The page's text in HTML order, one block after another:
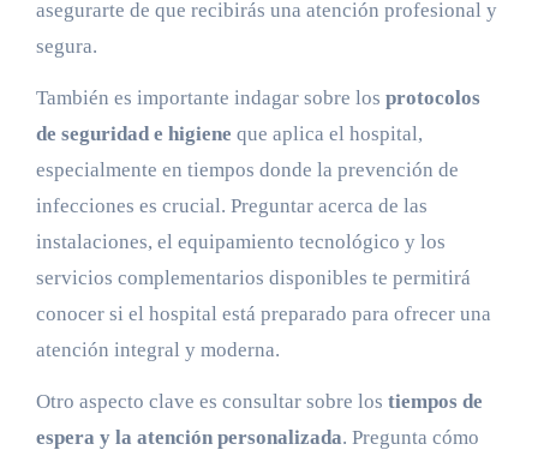
asegurarte de que recibirás una atención profesional y
segura.
También es importante indagar sobre los protocolos
de seguridad e higiene que aplica el hospital,
especialmente en tiempos donde la prevención de
infecciones es crucial. Preguntar acerca de las
instalaciones, el equipamiento tecnológico y los
servicios complementarios disponibles te permitirá
conocer si el hospital está preparado para ofrecer una
atención integral y moderna.
Otro aspecto clave es consultar sobre los tiempos de
espera y la atención personalizada. Pregunta cómo